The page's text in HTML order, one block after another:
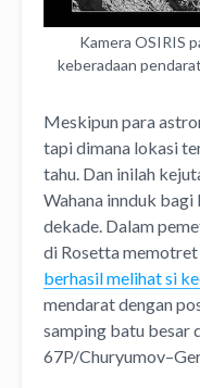
Kamera OSIRIS
keberadaan
Meskipun para
tapi dimana lokasi
tahu. Dan inilah
Wahana innduk bagi
dekade. Dalam
di Rosetta
berhasil melihat si
mendarat dengan
samping batu besar
67P/